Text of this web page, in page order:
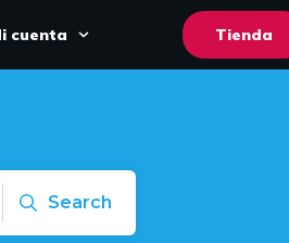
cuenta Tienda
Search